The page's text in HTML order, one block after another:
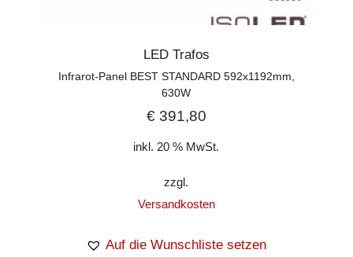
LED Trafos
Infrarot-Panel BEST STANDARD 592x1192mm,
630W
€391,80
inkl. 20 % MwSt.
zzgl.
Versandkosten
Auf die Wunschliste setzen